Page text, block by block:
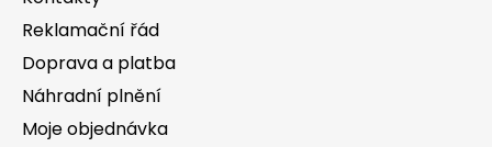
Reklamační řád
Doprava a platba
Náhradní plnění
Moje objednávka